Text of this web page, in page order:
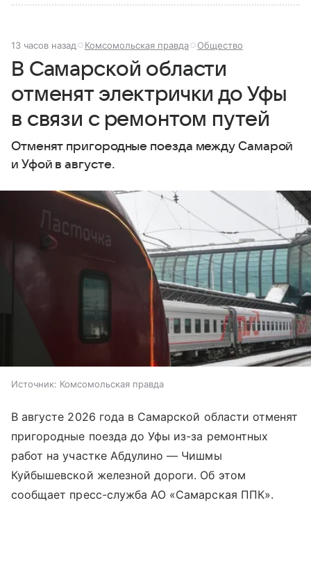
13 часов назад Комсомольская правда Общество
В Самарской области
отменят электрички до Уфы
в связи с ремонтом путей
Отменят пригородные поезда между Самарой
и Уфой в августе.
Источник: Комсомольская правда
В августе 2026 года в Самарской области отменят
пригородные поезда до Уфы из-за ремонтных
работ на участке Абдулино — Чишмы
Куйбышевской железной дороги. Об этом
сообщает пресс-служба АО «Самарская ППК».